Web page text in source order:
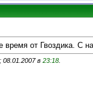
время от Гвоздика. С
08.01.2007 в 23:18